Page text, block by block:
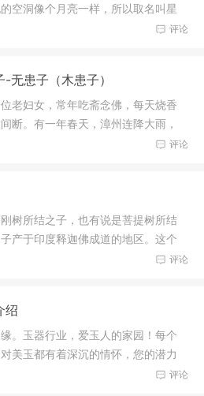
空洞像个月亮一样，所以取名叫星
评论
无患子（木患子）
老妇女，常年吃斋念佛，每天烧香
断。有一年春天，漳州连降大雨，
评论
树所结之子，也有说是菩提树所结
产于印度释迦佛成道的地区。这个
评论
绍
。玉器行业，爱玉人的家园！每个
美玉都有着深沉的情怀，您的潜力
评论